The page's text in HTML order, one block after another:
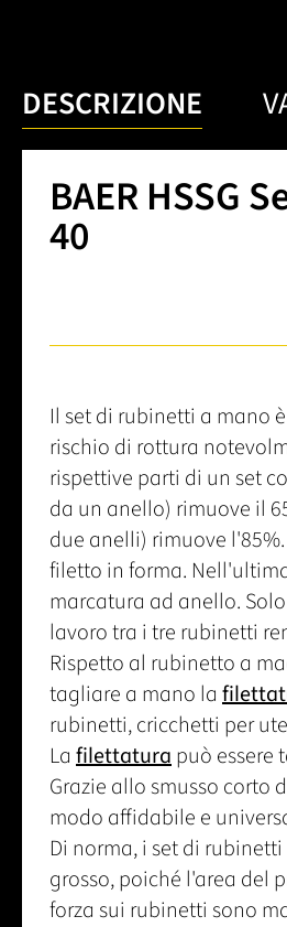
DESCRIZIONE
BAER HSSG
40
Il set di rubinetti a mano
rischio di rottura
rispettive parti di un set
da un anello) rimuove il
due anelli) rimuove
filetto in forma.
marcatura ad anello.
lavoro tra i tre rubinetti
Rispetto al rubinetto a
tagliare a mano la
rubinetti, cricchetti per
La filettaturapuò essere
Grazie allo smusso corto
modo affidabile e
Di norma, i set di
grosso, poiché l'area del
forza sui rubinetti sono